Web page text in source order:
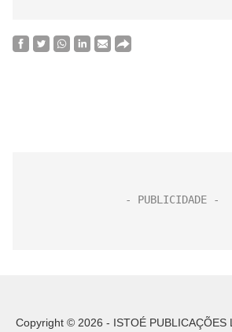
Copyright © 2026 - ISTOÉ PUBLICAÇÕES